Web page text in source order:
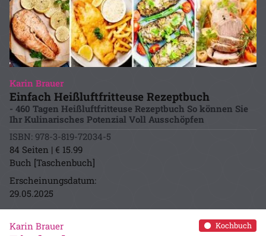
Karin Brauer
Einfach Heißluftfritteuse Rezeptbuch
- 460 Tagen Heißluftfritteuse Rezeptbuch So können Sie
Ihr Kulinarisches Potenzial Voll Ausschöpfen
ISBN: 978-3-819-72034-5
84 Seiten | € 15.99
Buch [Taschenbuch]
Erscheinungsdatum:
29.05.2025
Kochbuch
Karin Brauer